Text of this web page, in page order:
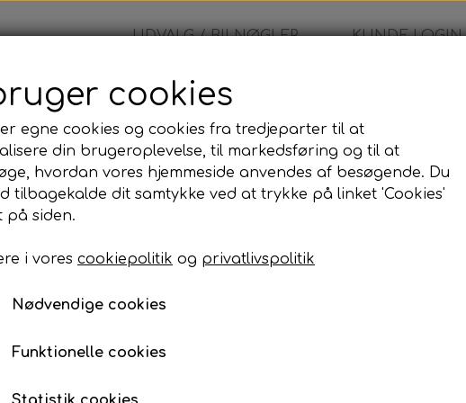
UDVALG / BILNØGLER KUNDE LOGIN
Jeep - Nøglehus
220,00 kr.
Antal
Tilføj til kurv
cookies
egne cookies og cookies fra tredjeparter til at
din brugeroplevelse, til markedsføring og til at
hvordan vores hjemmeside anvendes af besøgende. Du
tilbagekalde dit samtykke ved at trykke på linket 'Cookies'
på siden.
i vores cookiepolitik og privatlivspolitik
Nødvendige cookies
Funktionelle cookies